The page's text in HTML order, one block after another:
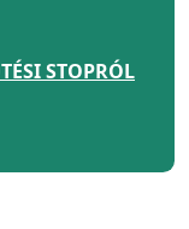
STOPRÓL